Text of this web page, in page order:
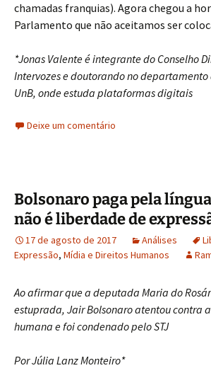
chamadas franquias). Agora chegou a
Parlamento que não aceitamos ser
*Jonas Valente é integrante do Conselho
Intervozes e doutorando no
UnB, onde estuda plataformas digitais
Deixe um comentário
Bolsonaro paga pela
não é liberdade de
17 de agosto de 2017 Análises
Expressão, Mídia e Direitos Humanos
Ao afirmar que a deputada Maria do
estuprada, Jair Bolsonaro atentou contra
humana e foi condenado pelo STJ
Por Júlia Lanz Monteiro*